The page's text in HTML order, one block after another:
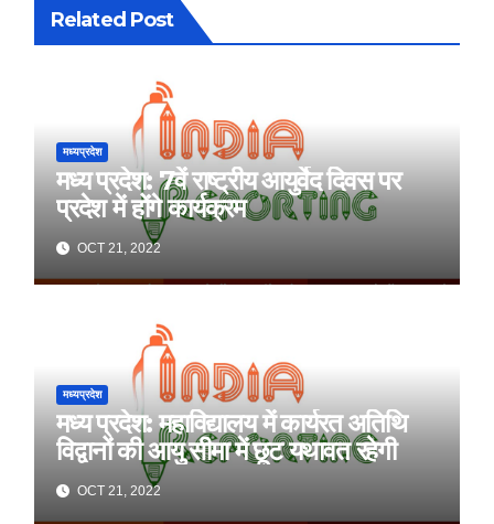
Related Post
मध्यप्रदेश
मध्य प्रदेश: 7वें राष्ट्रीय आयुर्वेद दिवस पर
प्रदेश में होंगे कार्यक्रम
OCT 21, 2022
मध्यप्रदेश
मध्य प्रदेश: महाविद्यालय में कार्यरत अतिथि
विद्वानों की आयु सीमा में छूट यथावत रहेगी
OCT 21, 2022